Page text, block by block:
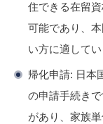
住できる在留
可能であり、
い方に適してい
帰化申請: 日本
の申請手続き
があり、家族